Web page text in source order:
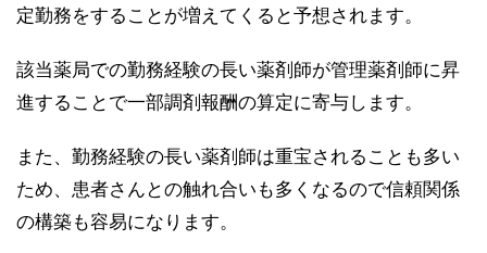
定勤務をすることが増えてくると予想されます。
該当薬局での勤務経験の長い薬剤師が管理薬剤師に昇
進することで一部調剤報酬の算定に寄与します。
また、勤務経験の長い薬剤師は重宝されることも多い
ため、患者さんとの触れ合いも多くなるので信頼関係
の構築も容易になります。